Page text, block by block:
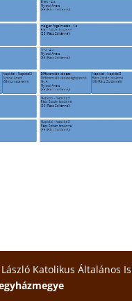
Katolikus Általános